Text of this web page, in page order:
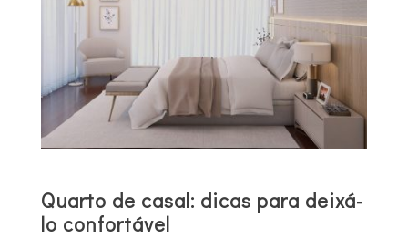
Quarto de casal: dicas para deixá-
lo confortável